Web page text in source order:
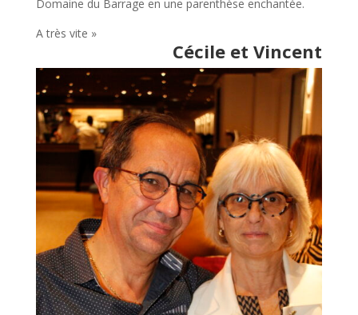
Domaine du Barrage en une parenthèse enchantée.
A très vite »
Cécile et Vincent